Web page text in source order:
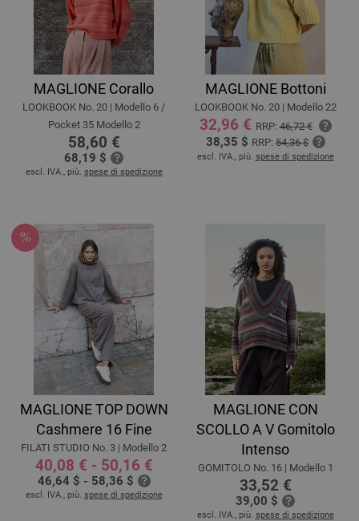
MAGLIONE Corallo
LOOKBOOK No. 20 | Modello 6 /
Pocket 35 Modello 2
58,60 €
68,19 $
escl. IVA., più. spese di spedizione
MAGLIONE Bottoni
LOOKBOOK No. 20 | Modello 22
32,96 € RRP:46,72 €
38,35 $ RRP:54,36 $
escl. IVA., più. spese di spedizione
MAGLIONE TOP DOWN
Cashmere 16 Fine
FILATI STUDIO No. 3 | Modello 2
40,08 € - 50,16 €
46,64 $ - 58,36 $
escl. IVA., più. spese di spedizione
MAGLIONE CON
SCOLLO A V Gomitolo
Intenso
GOMITOLO No. 16 | Modello 1
33,52 €
39,00 $
escl. IVA., più. spese di spedizione